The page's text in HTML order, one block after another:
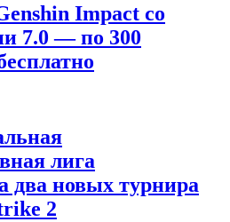
Impact со
7.0 — по 300
лига
два новых турнира
2